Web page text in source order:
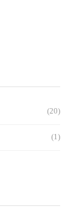
(20)
(1)